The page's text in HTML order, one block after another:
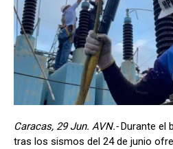
Caracas, 29 Jun. AVN.-Durante el
tras los sismos del 24 de junio